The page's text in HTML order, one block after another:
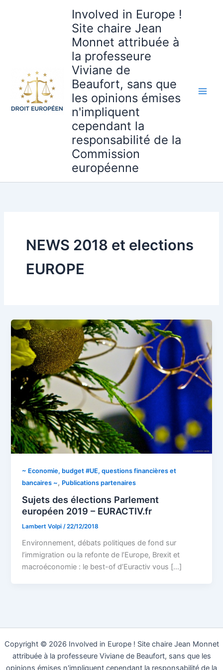
Involved in Europe !
Site chaire Jean
Monnet attribuée à
la professeure
Viviane de
Beaufort, sans que
les opinions émises
n'impliquent
cependant la
responsabilité de la
Commission
européenne
NEWS 2018 et elections
EUROPE
~ Economie, budget #UE, questions financières et
bancaires ~, Publications partenaires
Sujets des élections Parlement
européen 2019 – EURACTIV.fr
Lambert Volpi/22/12/2018
Environnement, débats politiques de fond sur
l’immigration ou la refonte de l’Europe, Brexit et
macroéconomie : le best-of d’Euractiv vous […]
Copyright © 2026 Involved in Europe ! Site chaire Jean Monnet
attribuée à la professeure Viviane de Beaufort, sans que les
opinions émises n'impliquent cependant la responsabilité de la